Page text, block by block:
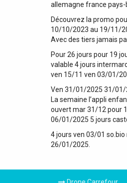
allemagne france
Découvrez la promo
10/10/2023 au 19/11/
Avec des tiers jamais
Pour 26 jours pour 19
valable 4 jours
ven 15/11 ven 03/01/
Ven 31/01/2025 31/01/
La semaine l’appli
ouvert mar 31/12 pour
06/01/2025 5 jours
4 jours ven 03/01
26/01/2025.